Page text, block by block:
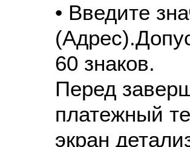
• Введите
60 знаков.
Перед
платежный
экран